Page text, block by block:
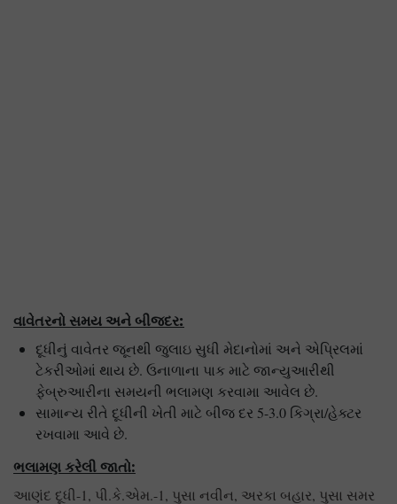
વાવેતરનો સમય અને બીજદર:
દૂધીનું વાવેતર જૂનથી જુલાઇ સુધી મેદાનોમાં અને એપ્રિલમાં
ટેકરીઓમાં થાય છે. ઉનાળાના પાક માટે જાન્યુઆરીથી
ફેબ્રુઆરીના સમયની ભલામણ કરવામા આવેલ છે.
સામાન્ય રીતે દૂધીની ખેતી માટે બીજ દર 5-3.0 કિગ્રા/હેક્ટર
રખવામા આવે છે.
ભલામણ કરેલી જાતો:
આણંદ દૂધી-1, પી.કે.એમ.-1, પુસા નવીન, અરકા બહાર, પુસા સમર